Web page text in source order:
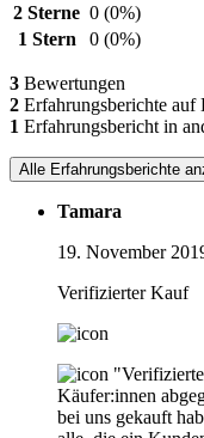
2 Sterne 0 (0%)
1 Stern
0 (0%)
3 Bewertungen
2 Erfahrungsberichte auf
1 Erfahrungsbericht in
Alle Erfahrungsberichte
Tamara
19. November
Verifizierter Kauf
Käufer:innen
bei uns gekauft